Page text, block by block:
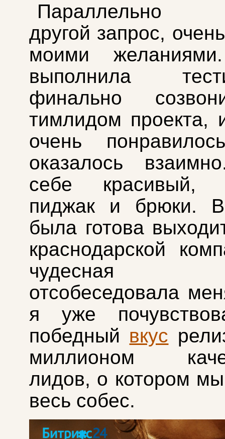
Параллельно
другой запрос,
моими
выполнила
финально
тимлидом проекта,
очень
оказалось
себе красивый,
пиджак и брюки.
была готова
краснодарской
чудесная
отсобеседовала
я уже
победный вкус
миллионом
лидов, о котором
весь собес.